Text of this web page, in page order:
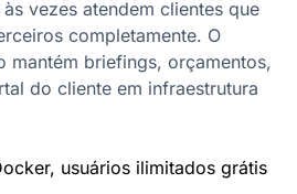
vezes atendem clientes que
completamente. O
mantém briefings, orçamentos,
do cliente em infraestrutura
usuários ilimitados grátis